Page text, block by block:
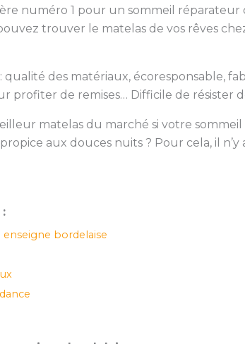
numéro 1 pour un sommeil
trouver le matelas de vos rêves
qualité des matériaux, écoresponsable,
profiter de remises… Difficile de résister
matelas du marché si votre
aux douces nuits ? Pour cela, il
enseigne bordelaise